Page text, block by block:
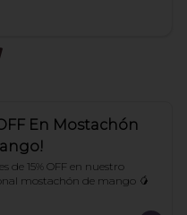
OFF En Mostachón
de 15% OFF en nuestro
mostachón de mango 🥭